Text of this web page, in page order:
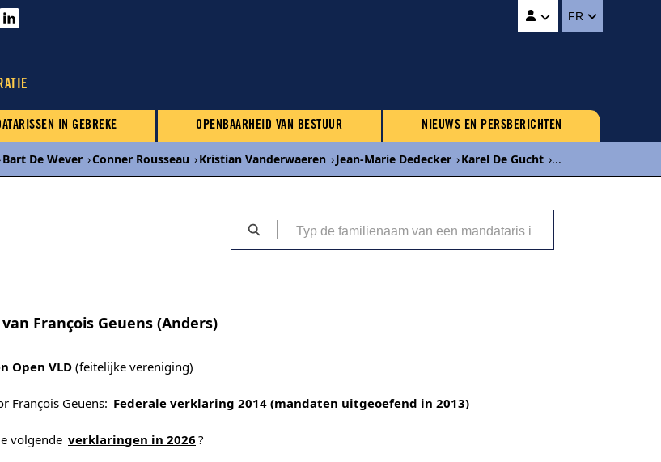
FR
IN GEBREKE OPENBAARHEID VAN BESTUUR NIEUWS EN PERSBERICHTEN
Bart De Wever ›Conner Rousseau ›Kristian Vanderwaeren ›Jean-Marie Dedecker ›Karel De Gucht ›...
François Geuens (Anders)
Open VLD (feitelijke vereniging)
François Geuens: Federale verklaring 2014 (mandaten uitgeoefend in 2013)
volgende verklaringen in 2026 ?